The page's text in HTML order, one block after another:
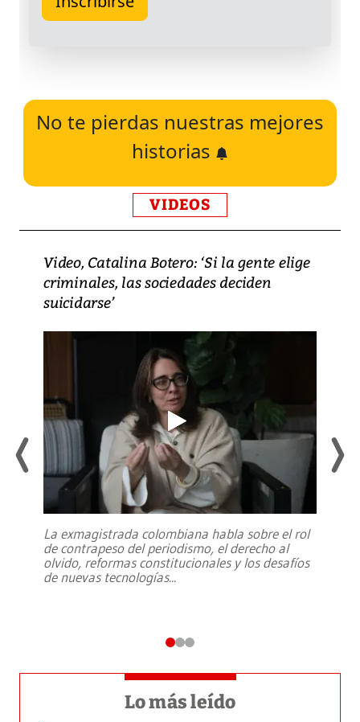
No te pierdas nuestras mejores
historias
VIDEOS
Video, Catalina Botero: ‘Si la gente elige
criminales, las sociedades deciden
suicidarse’
La exmagistrada colombiana habla sobre el rol
de contrapeso del periodismo, el derecho al
olvido, reformas constitucionales y los desafíos
de nuevas tecnologías...
Lo más leído